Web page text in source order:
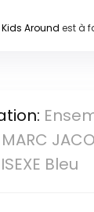
Kids Around est à
Bleu